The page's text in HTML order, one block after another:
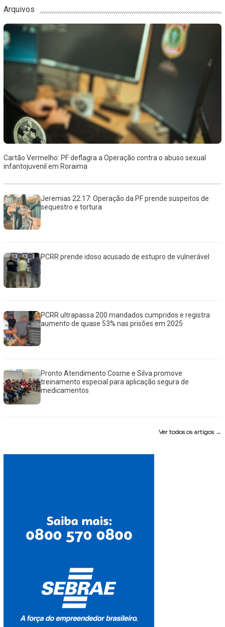
Arquivos
Cartão Vermelho: PF deflagra a Operação contra o abuso sexual
infantojuvenil em Roraima
Jeremias 22:17: Operação da PF prende suspeitos de
sequestro e tortura
PCRR prende idoso acusado de estupro de vulnerável
PCRR ultrapassa 200 mandados cumpridos e registra
aumento de quase 53% nas prisões em 2025
Pronto Atendimento Cosme e Silva promove
treinamento especial para aplicação segura de
medicamentos
Ver todos os artigos →